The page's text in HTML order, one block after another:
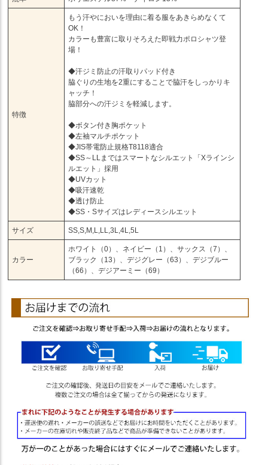
特徴
もう汗やにおいを理由に着る服をあきらめなくて
OK！
カラーも豊富に取りそろえた即戦力ポロシャツ登
場！
◆汗ジミ防止の汗取りパッド付き
脇ぐりの生地を2重にすることで脇汗をしっかりキ
ャッチ！
脇部分への汗ジミを軽減します。
◆ボタン付き胸ポケット
◆左袖マルチポケット
◆JIS帯電防止規格T8118適合
◆SS～LLまではスマートなシルエット「Xラインシ
ルエット」採用
◆UVカット
◆吸汗速乾
◆透け防止
◆SS・Sサイズはレディースシルエット
サイズ SS,S,M,L,LL,3L,4L,5L
カラー
ホワイト（0）、ネイビー（1）、サックス（7）、
ブラック（13）、デジグレー（63）、デジブルー
（66）、デジアーミー（69）